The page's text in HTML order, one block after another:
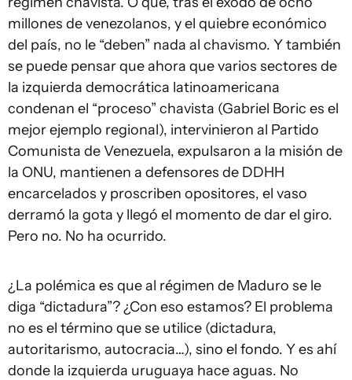
millones de venezolanos, y el quiebre económico
del país, no le “deben” nada al chavismo. Y también
se puede pensar que ahora que varios sectores de
la izquierda democrática latinoamericana
condenan el “proceso” chavista (Gabriel Boric es el
mejor ejemplo regional), intervinieron al Partido
Comunista de Venezuela, expulsaron a la misión de
la ONU, mantienen a defensores de DDHH
encarcelados y proscriben opositores, el vaso
derramó la gota y llegó el momento de dar el giro.
Pero no. No ha ocurrido.
¿La polémica es que al régimen de Maduro se le
diga “dictadura”? ¿Con eso estamos? El problema
no es el término que se utilice (dictadura,
autoritarismo, autocracia…), sino el fondo. Y es ahí
donde la izquierda uruguaya hace aguas. No